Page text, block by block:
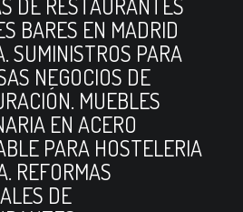
DE RESTAURANTES
BARES EN MADRID
SUMINISTROS PARA
NEGOCIOS DE
MUEBLES
EN ACERO
PARA HOSTELERIA
REFORMAS
DE